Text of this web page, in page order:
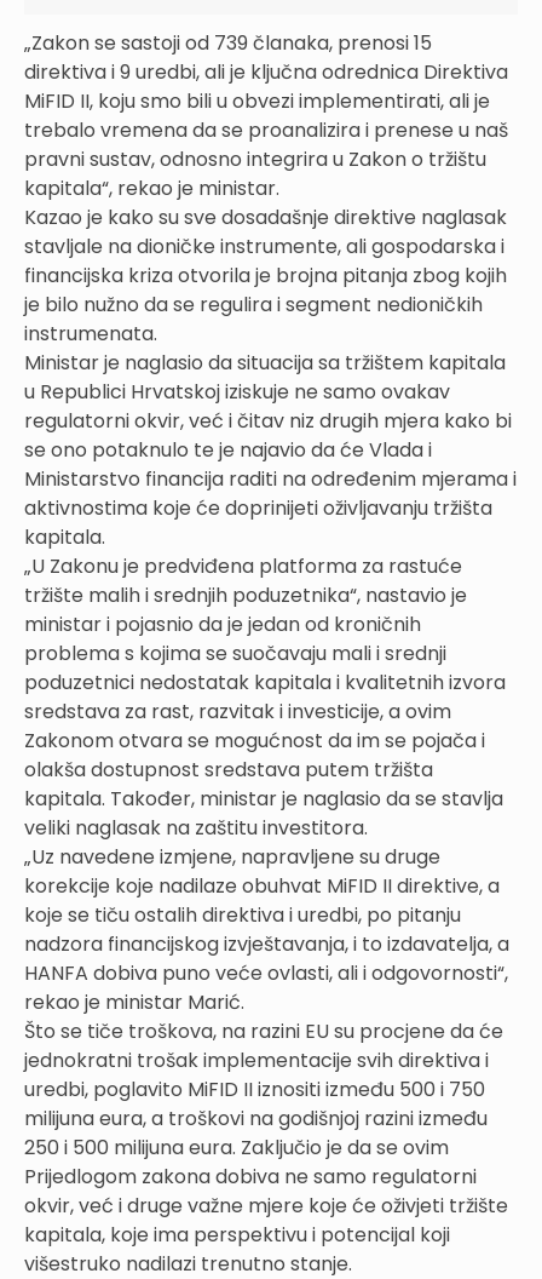
„Zakon se sastoji od 739 članaka, prenosi 15
direktiva i 9 uredbi, ali je ključna odrednica Direktiva
MiFID II, koju smo bili u obvezi implementirati, ali je
trebalo vremena da se proanalizira i prenese u naš
pravni sustav, odnosno integrira u Zakon o tržištu
kapitala“, rekao je ministar.
Kazao je kako su sve dosadašnje direktive naglasak
stavljale na dioničke instrumente, ali gospodarska i
financijska kriza otvorila je brojna pitanja zbog kojih
je bilo nužno da se regulira i segment nedioničkih
instrumenata.
Ministar je naglasio da situacija sa tržištem kapitala
u Republici Hrvatskoj iziskuje ne samo ovakav
regulatorni okvir, već i čitav niz drugih mjera kako bi
se ono potaknulo te je najavio da će Vlada i
Ministarstvo financija raditi na određenim mjerama i
aktivnostima koje će doprinijeti oživljavanju tržišta
kapitala.
„U Zakonu je predviđena platforma za rastuće
tržište malih i srednjih poduzetnika“, nastavio je
ministar i pojasnio da je jedan od kroničnih
problema s kojima se suočavaju mali i srednji
poduzetnici nedostatak kapitala i kvalitetnih izvora
sredstava za rast, razvitak i investicije, a ovim
Zakonom otvara se mogućnost da im se pojača i
olakša dostupnost sredstava putem tržišta
kapitala. Također, ministar je naglasio da se stavlja
veliki naglasak na zaštitu investitora.
„Uz navedene izmjene, napravljene su druge
korekcije koje nadilaze obuhvat MiFID II direktive, a
koje se tiču ostalih direktiva i uredbi, po pitanju
nadzora financijskog izvještavanja, i to izdavatelja, a
HANFA dobiva puno veće ovlasti, ali i odgovornosti“,
rekao je ministar Marić.
Što se tiče troškova, na razini EU su procjene da će
jednokratni trošak implementacije svih direktiva i
uredbi, poglavito MiFID II iznositi između 500 i 750
milijuna eura, a troškovi na godišnjoj razini između
250 i 500 milijuna eura. Zaključio je da se ovim
Prijedlogom zakona dobiva ne samo regulatorni
okvir, već i druge važne mjere koje će oživjeti tržište
kapitala, koje ima perspektivu i potencijal koji
višestruko nadilazi trenutno stanje.